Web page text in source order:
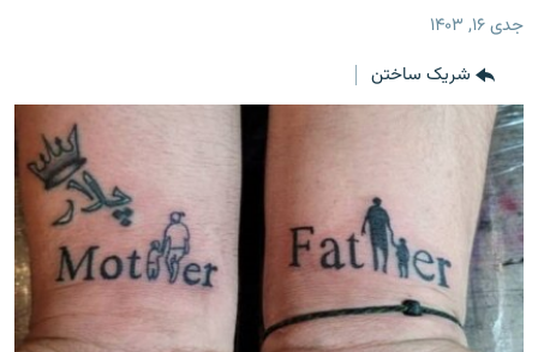
منوی
مراجعه
به
صفحه
جستجو
جهان
مصاحبه‌ها
برنامه‌ها
مجموعه تصویری
ورزش
بحران مهاجرت
'کووید-۱۹'
تماس
جدی ۱۶, ۱۴۰۳
شریک ساختن